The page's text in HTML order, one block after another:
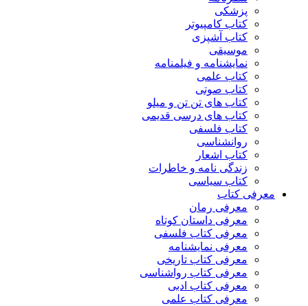
پزشکی
کتاب کامپیوتر
کتاب آشپزی
موسیقی
نمایشنامه و فیلمنامه
کتاب علمی
کتاب صوتی
کتاب های تن تن و میلو
کتاب های درسی قدیمی
کتاب فلسفی
روانشناسی
کتاب اشعار
زندگی نامه و خاطرات
کتاب سیاسی
معرفی کتاب
معرفی رمان
معرفی داستان کوتاه
معرفی کتاب فلسفی
معرفی نمایشنامه
معرفی کتاب تاریخی
معرفی کتاب رواشناسی
معرفی کتاب ادبی
معرفی کتاب علمی